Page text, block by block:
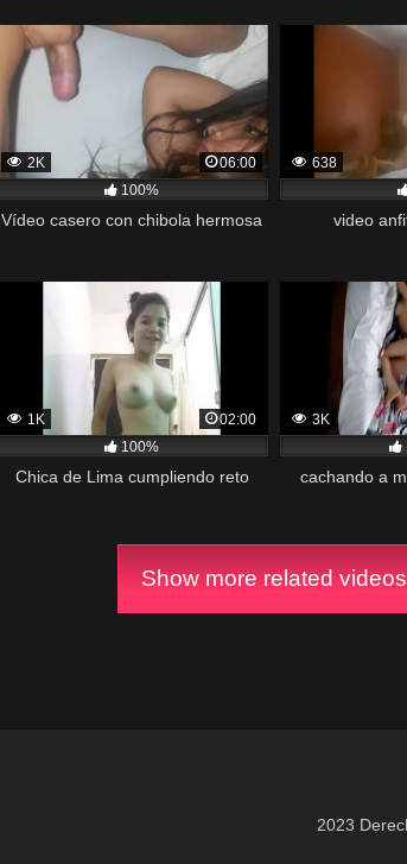
2K
06:00
100%
Vídeo casero con chibola hermosa
638
video
1K
02:00
100%
Chica de Lima cumpliendo reto
3K
cachando a
Show more related videos
2023